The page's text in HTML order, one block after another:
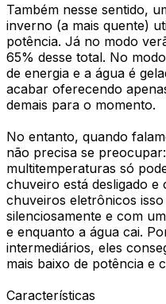
Também nesse sentido,
inverno (a mais quente)
potência. Já no modo
65% desse total. No
de energia e a água é
acabar oferecendo
demais para o momento.
No entanto, quando
não precisa se
multitemperaturas só
chuveiro está desligado e
chuveiros eletrônicos
silenciosamente e com
e enquanto a água cai.
intermediários, eles
mais baixo de potência e
Características